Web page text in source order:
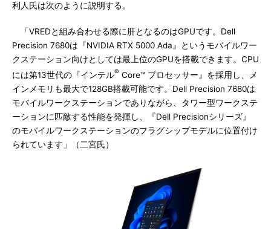
利人氏は次のように説明する。
「VREDと組み合わせる際に肝となるのはGPUです。Dell
Precision 7680は『NVIDIA RTX 5000 Ada』というモバイルワー
クステーション向けとしては最上位のGPUを搭載できます。CPU
には第13世代の『インテル® Core™ プロセッサー』を採用し、メ
インメモリも最大で128GB搭載可能です。Dell Precision 7680は
モバイルワークステーションでありながら、タワー型ワークステ
ーションに匹敵する性能を発揮し、『Dell Precisionシリーズ』
のモバイルワークステーションのフラグシップモデルに位置付け
られています」（二宮氏）